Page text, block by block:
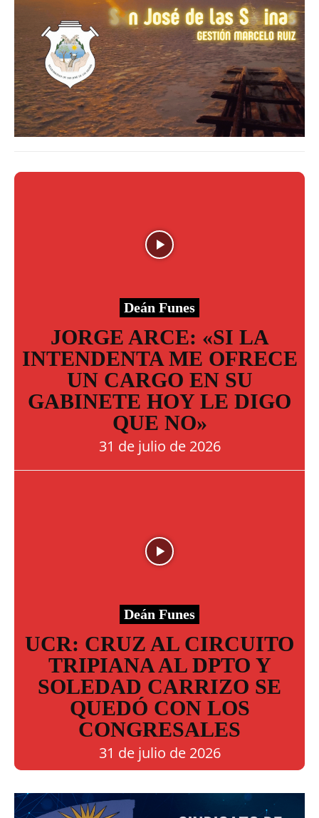
Deán Funes
JORGE ARCE: «SI LA
INTENDENTA ME OFRECE
UN CARGO EN SU
GABINETE HOY LE DIGO
QUE NO»
31 de julio de 2026
Deán Funes
UCR: CRUZ AL CIRCUITO
TRIPIANA AL DPTO Y
SOLEDAD CARRIZO SE
QUEDÓ CON LOS
CONGRESALES
31 de julio de 2026